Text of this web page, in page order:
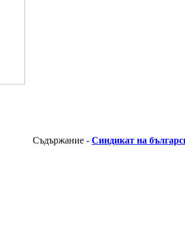
Съдържание - Синдикат на